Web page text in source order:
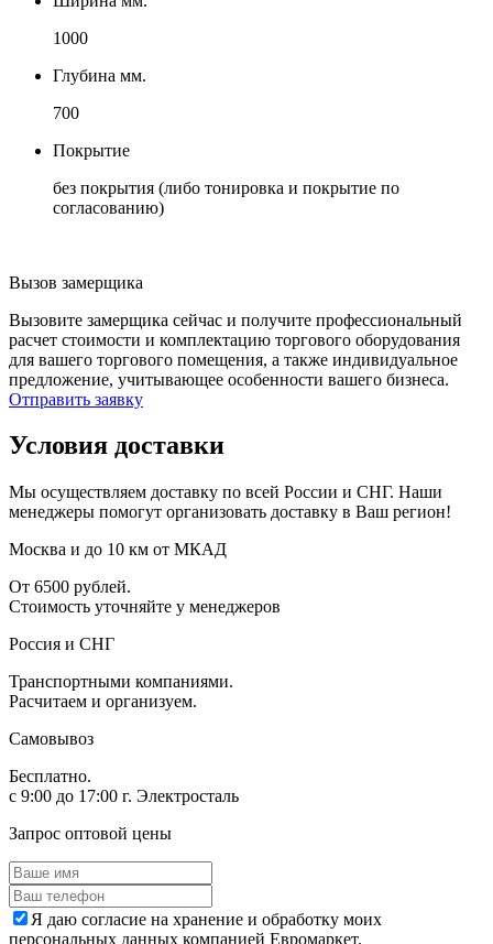
1000
Глубина мм.
700
Покрытие
без покрытия (либо тонировка и покрытие по
согласованию)
Вызов замерщика
Вызовите замерщика сейчас и получите профессиональный
расчет стоимости и комплектацию торгового оборудования
для вашего торгового помещения, а также индивидуальное
предложение, учитывающее особенности вашего бизнеса.
Отправить заявку
Условия доставки
Мы осуществляем доставку по всей России и СНГ. Наши
менеджеры помогут организовать доставку в Ваш регион!
Москва и до 10 км от МКАД
От 6500 рублей.
Стоимость уточняйте у менеджеров
Россия и СНГ
Транспортными компаниями.
Расчитаем и организуем.
Самовывоз
Бесплатно.
с 9:00 до 17:00 г. Электросталь
Запрос оптовой цены
Я даю согласие на хранение и обработку моих
персональных данных компанией Евромаркет.